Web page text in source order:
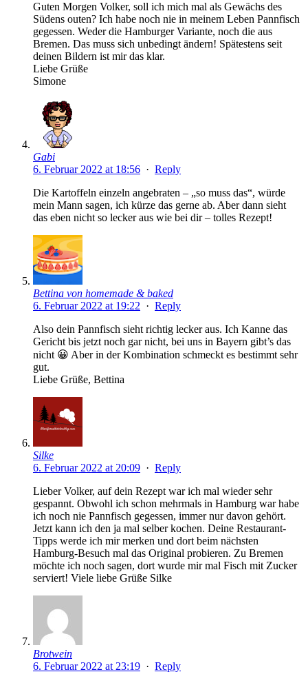
Guten Morgen Volker, soll ich mich mal als Gewächs des
Südens outen? Ich habe noch nie in meinem Leben Pannfisch
gegessen. Weder die Hamburger Variante, noch die aus
Bremen. Das muss sich unbedingt ändern! Spätestens seit
deinen Bildern ist mir das klar.
Liebe Grüße
Simone
Gabi
6. Februar 2022 at 18:56 · Reply
Die Kartoffeln einzeln angebraten – „so muss das“, würde
mein Mann sagen, ich kürze das gerne ab. Aber dann sieht
das eben nicht so lecker aus wie bei dir – tolles Rezept!
Bettina von homemade & baked
6. Februar 2022 at 19:22 · Reply
Also dein Pannfisch sieht richtig lecker aus. Ich Kanne das
Gericht bis jetzt noch gar nicht, bei uns in Bayern gibt’s das
nicht 😀 Aber in der Kombination schmeckt es bestimmt sehr
gut.
Liebe Grüße, Bettina
Silke
6. Februar 2022 at 20:09 · Reply
Lieber Volker, auf dein Rezept war ich mal wieder sehr
gespannt. Obwohl ich schon mehrmals in Hamburg war habe
ich noch nie Pannfisch gegessen, immer nur davon gehört.
Jetzt kann ich den ja mal selber kochen. Deine Restaurant-
Tipps werde ich mir merken und dort beim nächsten
Hamburg-Besuch mal das Original probieren. Zu Bremen
möchte ich noch sagen, dort wurde mir mal Fisch mit Zucker
serviert! Viele liebe Grüße Silke
Brotwein
6. Februar 2022 at 23:19 · Reply